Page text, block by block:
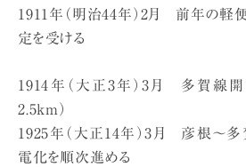
1911年（明治44年）2月 前年の軽
定を受ける
1914年（大正3年）3月 多賀線
2.5km）
1925年（大正14年）3月 彦根〜多
電化を順次進める